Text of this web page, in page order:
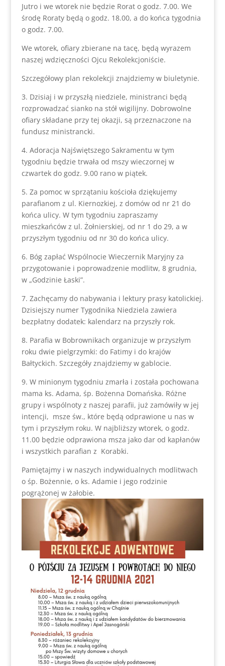
Jutro i we wtorek nie będzie Rorat o godz. 7.00. We
środę Roraty będą o godz. 18.00, a do końca tygodnia
o godz. 7.00.
We wtorek, ofiary zbierane na tacę, będą wyrazem
naszej wdzięczności Ojcu Rekolekcjoniście.
Szczegółowy plan rekolekcji znajdziemy w biuletynie.
3. Dzisiaj i w przyszłą niedziele, ministranci będą
rozprowadzać sianko na stół wigilijny. Dobrowolne
ofiary składane przy tej okazji, są przeznaczone na
fundusz ministrancki.
4. Adoracja Najświętszego Sakramentu w tym
tygodniu będzie trwała od mszy wieczornej w
czwartek do godz. 9.00 rano w piątek.
5. Za pomoc w sprzątaniu kościoła dziękujemy
parafianom z ul. Kiernozkiej, z domów od nr 21 do
końca ulicy. W tym tygodniu zapraszamy
mieszkańców z ul. Żołnierskiej, od nr 1 do 29, a w
przyszłym tygodniu od nr 30 do końca ulicy.
6. Bóg zapłać Wspólnocie Wieczernik Maryjny za
przygotowanie i poprowadzenie modlitw, 8 grudnia,
w „Godzinie Łaski”.
7. Zachęcamy do nabywania i lektury prasy katolickiej.
Dzisiejszy numer Tygodnika Niedziela zawiera
bezpłatny dodatek: kalendarz na przyszły rok.
8. Parafia w Bobrownikach organizuje w przyszłym
roku dwie pielgrzymki: do Fatimy i do krajów
Bałtyckich. Szczegóły znajdziemy w gablocie.
9. W minionym tygodniu zmarła i została pochowana
mama ks. Adama, śp. Bożenna Domańska. Różne
grupy i wspólnoty z naszej parafii, już zamówiły w jej
intencji, msze św., które będą odprawione u nas w
tym i przyszłym roku. W najbliższy wtorek, o godz.
11.00 będzie odprawiona msza jako dar od kapłanów
i wszystkich parafian z Korabki.
Pamiętajmy i w naszych indywidualnych modlitwach
o śp. Bożennie, o ks. Adamie i jego rodzinie
pogrążonej w żałobie.